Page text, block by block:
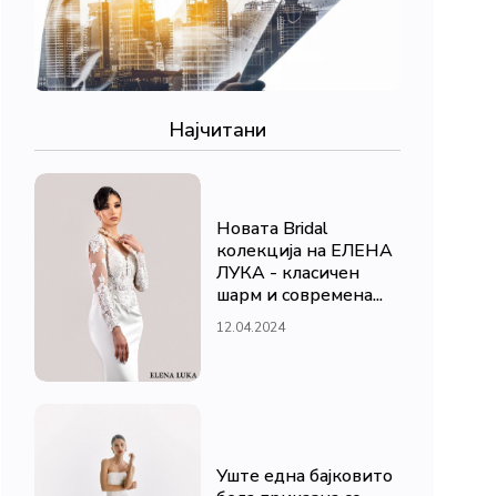
Најчитани
Новата Bridal
колекција на ЕЛЕНА
ЛУКА - класичен
шарм и современа...
12.04.2024
Уште една бајковито